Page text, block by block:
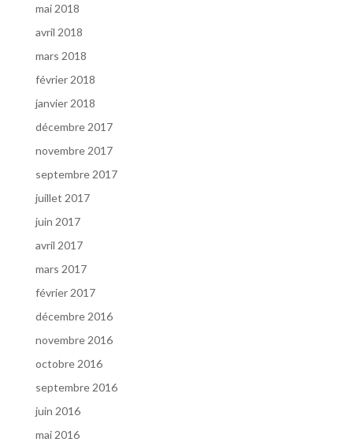
mai 2018
avril 2018
mars 2018
février 2018
janvier 2018
décembre 2017
novembre 2017
septembre 2017
juillet 2017
juin 2017
avril 2017
mars 2017
février 2017
décembre 2016
novembre 2016
octobre 2016
septembre 2016
juin 2016
mai 2016